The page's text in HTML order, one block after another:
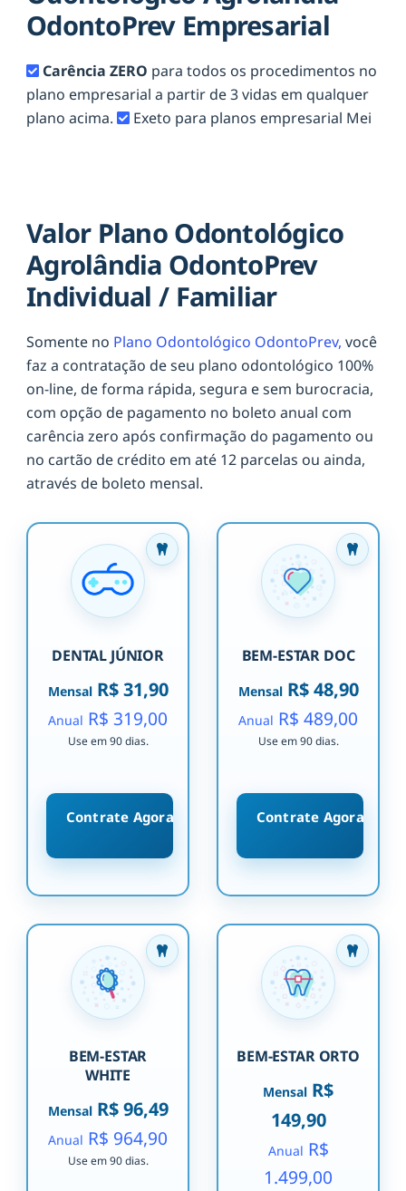
OdontoPrev Empresarial
Carência ZERO para todos os procedimentos no
plano empresarial a partir de 3 vidas em qualquer
plano acima.
Exeto para planos empresarial Mei
Valor Plano Odontológico
Agrolândia OdontoPrev
Individual / Familiar
Somente no Plano Odontológico OdontoPrev, você
faz a contratação de seu plano odontológico 100%
on-line, de forma rápida, segura e sem burocracia,
com opção de pagamento no boleto anual com
carência zero após confirmação do pagamento ou
no cartão de crédito em até 12 parcelas ou ainda,
através de boleto mensal.
DENTAL JÚNIOR
MensalR$ 31,90
Anual R$ 319,00
Use em 90 dias.
Contrate Agora
BEM-ESTAR DOC
MensalR$ 48,90
Anual R$ 489,00
Use em 90 dias.
Contrate Agora
BEM-ESTAR
WHITE
MensalR$ 96,49
Anual R$ 964,90
Use em 90 dias.
BEM-ESTAR ORTO
Mensal R$
149,90
Anual R$
1.499,00